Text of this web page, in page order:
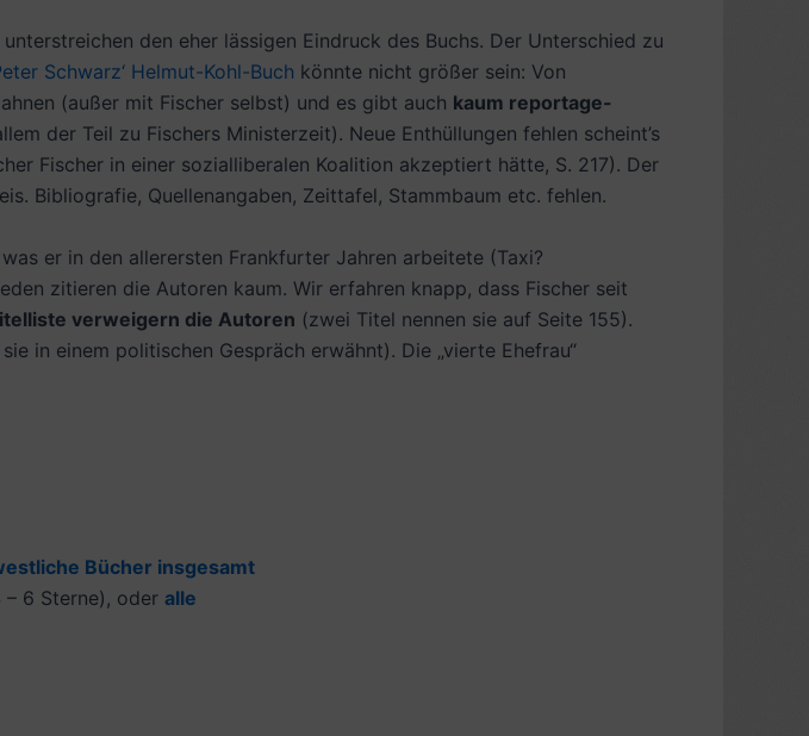
den eher lässigen Eindruck des Buchs. Der Unterschied zu
Schwarz‘ Helmut-Kohl-Buch könnte nicht größer sein: Von
(außer mit Fischer selbst) und es gibt auch kaum reportage-
der Teil zu Fischers Ministerzeit). Neue Enthüllungen fehlen scheint’s
Fischer in einer sozialliberalen Koalition akzeptiert hätte, S. 217). Der
Bibliografie, Quellenangaben, Zeittafel, Stammbaum etc. fehlen.
er in den allerersten Frankfurter Jahren arbeitete (Taxi?
zitieren die Autoren kaum. Wir erfahren knapp, dass Fischer seit
verweigern die Autoren (zwei Titel nennen sie auf Seite 155).
in einem politischen Gespräch erwähnt). Die „vierte Ehefrau“
Bücher insgesamt
– 6 Sterne), oder alle